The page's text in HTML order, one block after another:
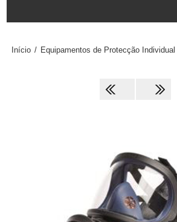
Início / Equipamentos de Protecção Individual